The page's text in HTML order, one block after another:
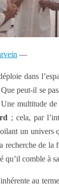
—
dans
peut-il se
multitude de
; cela, par
un univers
recherche de la
qu’il comble à
au